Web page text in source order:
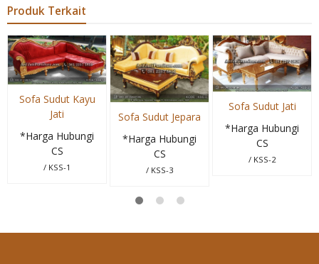
Produk Terkait
Sofa Sudut Kayu
Jati
*Harga Hubungi
CS
/ KSS-1
Sofa Sudut Jepara
*Harga Hubungi
CS
/ KSS-3
Sofa Sudut Jati
*Harga Hubungi
CS
/ KSS-2